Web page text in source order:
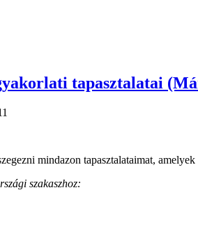
tapasztalatai
mindazon tapasztalataimat,
szakaszhoz: